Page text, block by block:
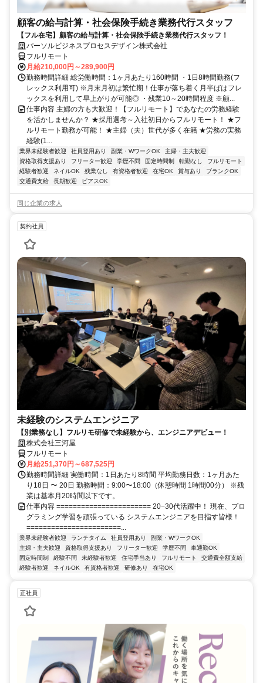
顧客の給与計算・社会保険手続き業務代行スタッフ
【フル在宅】顧客の給与計算・社会保険手続き業務代行スタッフ！
パーソルビジネスプロセスデザイン株式会社
フルリモート
月給210,000円～289,900円
勤務時間詳細 総労働時間：1ヶ月あたり160時間 ・1日8時間勤務(フ
レックス利用可) ※月末月初は繁忙期！仕事が落ち着く月半ばはフレ
ックスを利用して早上がりが可能◎ ・残業10～20時間程度 ※顧...
仕事内容 主婦の方も大歓迎！【フルリモート】であなたの労務経験
を活かしませんか？ ★採用選考～入社初日からフルリモート！ ★フ
ルリモート勤務が可能！ ★主婦（夫）世代が多く在籍 ★労務の実務
経験(1...
業界未経験者歓迎 社員登用あり 副業・WワークOK
主婦・主夫歓迎
資格取得支援あり
フリーター歓迎 学歴不問 固定時間制 転勤なし
フルリモート
経験者歓迎
ネイルOK 残業なし 有資格者歓迎 在宅OK 賞与あり
ブランクOK
交通費支給
長期歓迎 ピアスOK
同じ企業の求人
契約社員
未経験のシステムエンジニア
【別業務なし】フルリモ研修で未経験から、エンジニアデビュー！
株式会社三河屋
フルリモート
月給251,370円～687,525円
勤務時間詳細 実働時間：1日あたり8時間 平均勤務日数：1ヶ月あた
り18日 〜 20日 勤務時間：9:00〜18:00（休憩時間 1時間00分） ※残
業は基本月20時間以下です。
仕事内容 ======================= 20−30代活躍中！ 現在、プロ
グラミング学習を頑張っている システムエンジニアを目指す皆様！
=======================...
業界未経験者歓迎 ランチタイム 社員登用あり
副業・WワークOK
主婦・主夫歓迎
資格取得支援あり フリーター歓迎 学歴不問
車通勤OK
固定時間制
経験不問 未経験者歓迎 住宅手当あり フルリモート
交通費全額支給
経験者歓迎
ネイルOK 有資格者歓迎 研修あり 在宅OK
正社員